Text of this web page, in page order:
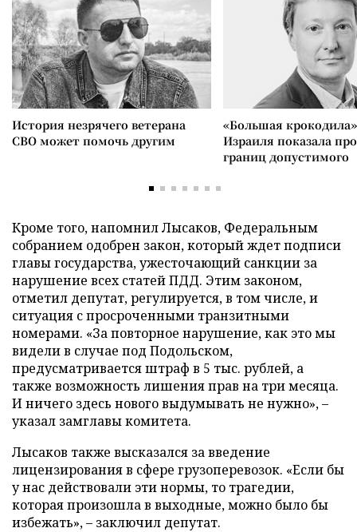
История незрячего ветерана
СВО может помочь другим
«Большая
Израиля показала
границ допустимого
Кроме того, напомнил Лысаков, Федеральным
собранием одобрен закон, который ждет подписи
главы государства, ужесточающий санкции за
нарушение всех статей ПДД. Этим законом,
отметил депутат, регулируется, в том числе, и
ситуация с просроченными транзитными
номерами. «За повторное нарушение, как это мы
видели в случае под Подольском,
предусматривается штраф в 5 тыс. рублей, а
также возможность лишения прав на три месяца.
И ничего здесь нового выдумывать не нужно», –
указал замглавы комитета.
Лысаков также высказался за введение
лицензирования в сфере грузоперевозок. «Если бы
у нас действовали эти нормы, то трагедии,
которая произошла в выходные, можно было бы
избежать», – заключил депутат.